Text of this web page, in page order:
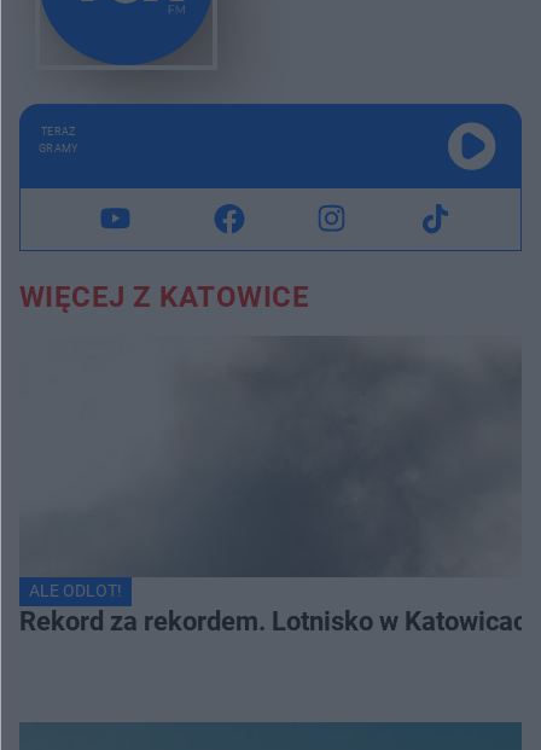
TERAZ
GRAMY
WIĘCEJ Z KATOWICE
ALE ODLOT!
Rekord za rekordem. Lotnisko w